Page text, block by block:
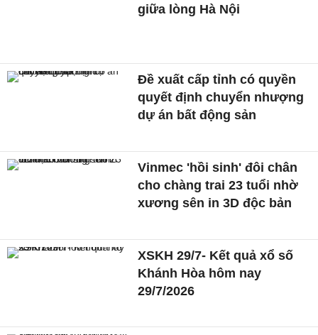
giữa lòng Hà Nội
Đề xuất cấp tỉnh có quyền
quyết định chuyển nhượng
dự án bất động sản
Vinmec 'hồi sinh' đôi chân
cho chàng trai 23 tuổi nhờ
xương sên in 3D độc bản
XSKH 29/7- Kết quả xổ số
Khánh Hòa hôm nay
29/7/2026